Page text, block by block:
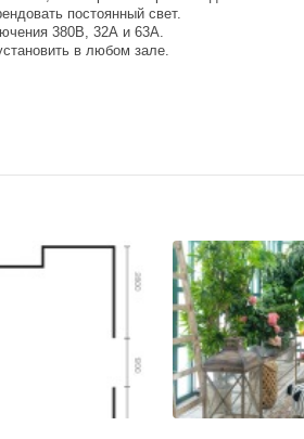
постоянный свет.
380В, 32А и 63А.
в любом зале.